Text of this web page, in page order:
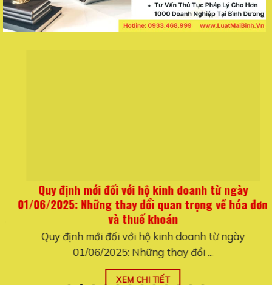
Quy định mới đối với hộ kinh doanh từ ngày
01/06/2025: Những thay đổi quan trọng về hóa đơn
và thuế khoán
Quy định mới đối với hộ kinh doanh từ ngày
01/06/2025: Những thay đổi ...
XEM CHI TIẾT